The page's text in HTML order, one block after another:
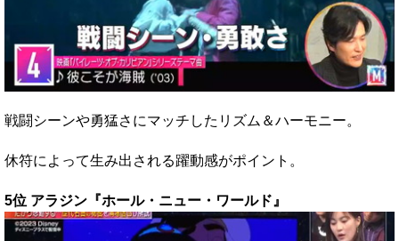
戦闘シーンや勇猛さにマッチしたリズム＆ハーモニー。
休符によって生み出される躍動感がポイント。
5位 アラジン『ホール・ニュー・ワールド』